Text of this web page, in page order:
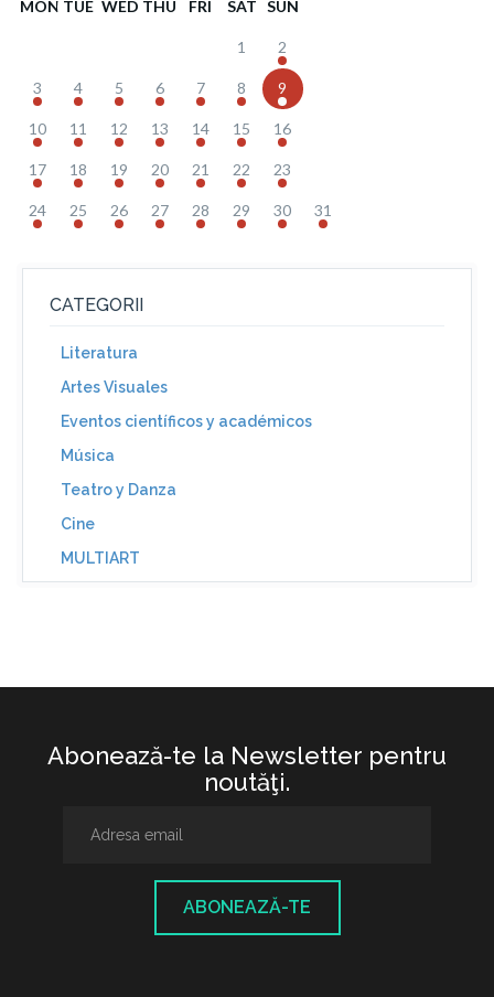
MON TUE WED THU FRI SAT SUN
1 2
3 4 5 6 7 8 9
10 11 12 13 14 15 16
17 18 19 20 21 22 23
24 25 26 27 28 29 30 31
CATEGORII
Literatura
Artes Visuales
Eventos científicos y académicos
Música
Teatro y Danza
Cine
MULTIART
Abonează-te la Newsletter pentru
noutăţi.
ABONEAZĂ-TE